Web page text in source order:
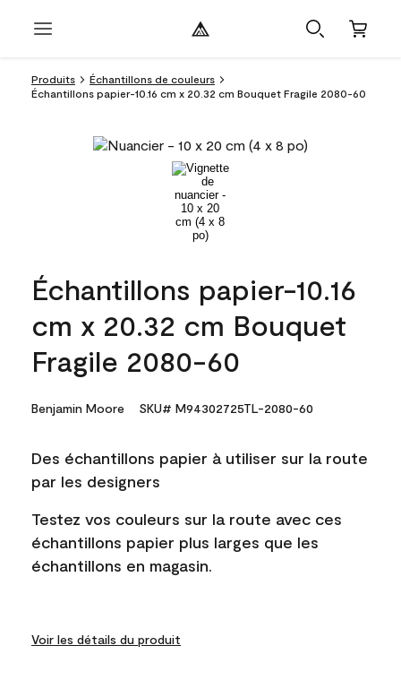
Produits
Échantillons de couleurs
Échantillons papier-10.16 cm x 20.32 cm Bouquet Fragile 2080-60
Échantillons papier-10.16
cm x 20.32 cm Bouquet
Fragile 2080-60
Benjamin Moore SKU# M94302725TL-2080-60
Des échantillons papier à utiliser sur la route
par les designers
Testez vos couleurs sur la route avec ces
échantillons papier plus larges que les
échantillons en magasin.
Voir les détails du produit